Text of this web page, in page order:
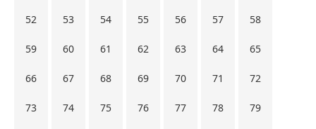
52 53 54 55 56 57 58
59 60 61 62 63 64 65
66 67 68 69 70 71 72
73 74 75 76 77 78 79